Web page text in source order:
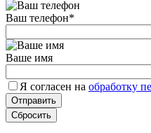
Ваш телефон*
Ваше имя
Я согласен на обработку